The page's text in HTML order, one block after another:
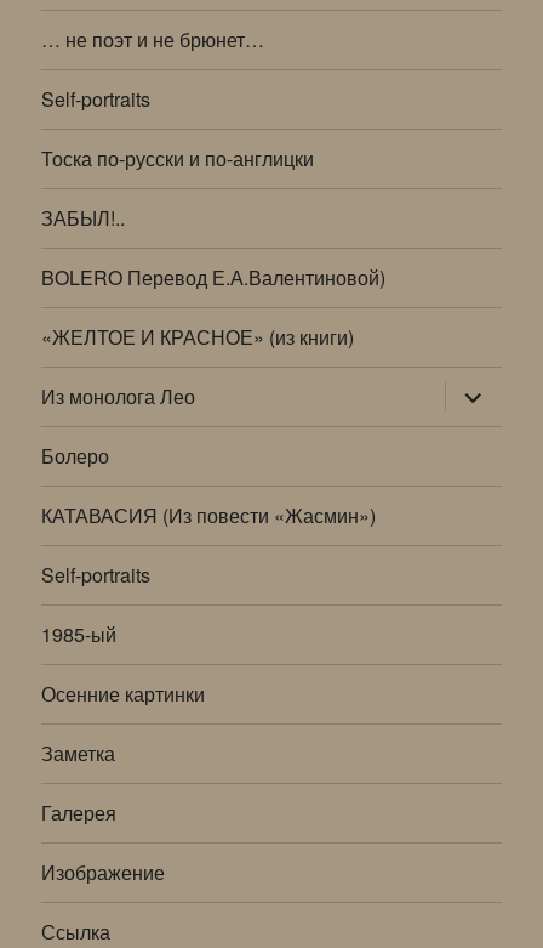
… не поэт и не брюнет…
Self-portraits
Тоска по-русски и по-англицки
ЗАБЫЛ!..
BOLERO Перевод Е.А.Валентиновой)
«ЖЕЛТОЕ И КРАСНОЕ» (из книги)
Из монолога Лео раскрыть
дочернее
меню
Болеро
КАТАВАСИЯ (Из повести «Жасмин»)
Self-portraits
1985-ый
Осенние картинки
Заметка
Галерея
Изображение
Ссылка